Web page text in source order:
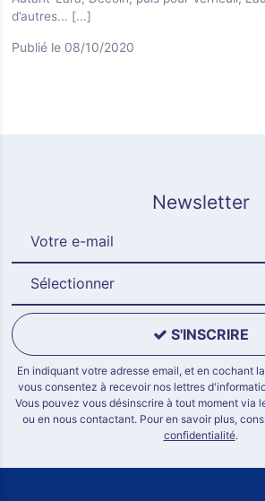
d’autres... [...]
Publié le 08/10/2020
Newsletter
Sélectionner
S'INSCRIRE
En indiquant votre adresse email, et en cochant
vous consentez à recevoir nos lettres
Vous pouvez vous désinscrire à tout moment via
ou en nous contactant. Pour en savoir plus,
confidentialité.